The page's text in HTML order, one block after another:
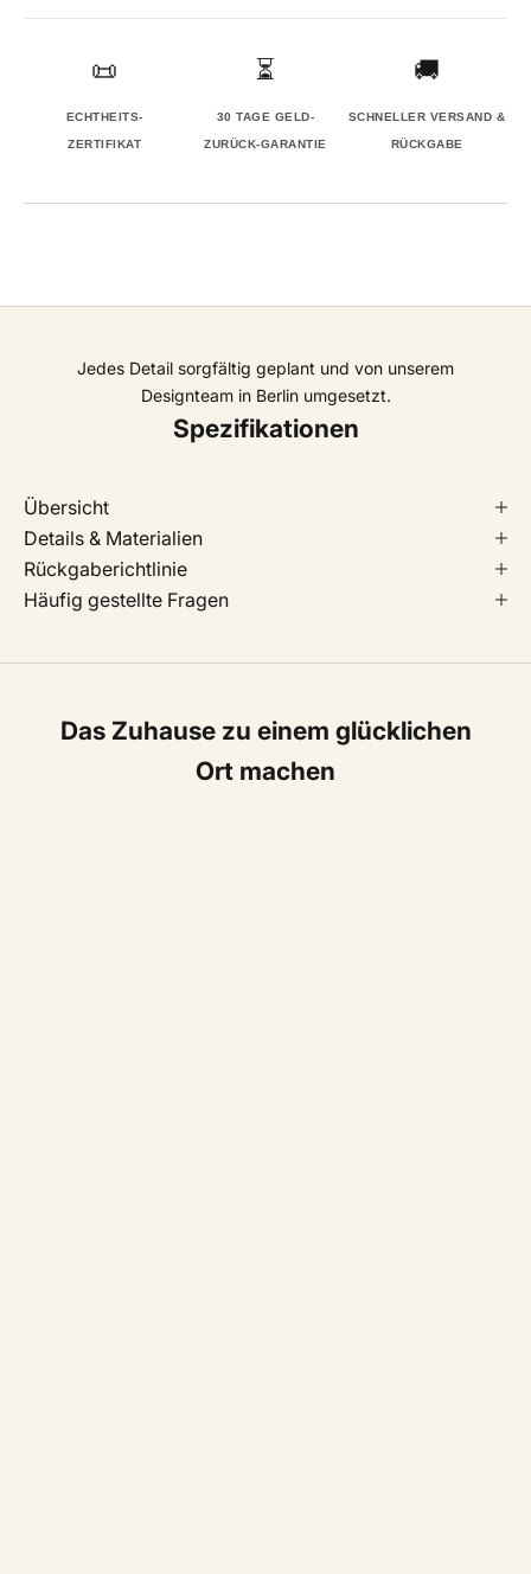
📜
ECHTHEITS-
ZERTIFIKAT
⏳
30 TAGE GELD-
ZURÜCK-GARANTIE
🚚
SCHNELLER VERSAND &
RÜCKGABE
Jedes Detail sorgfältig geplant und von unserem
Designteam in Berlin umgesetzt.
Spezifikationen
Übersicht
Details & Materialien
Rückgaberichtlinie
Häufig gestellte Fragen
Das Zuhause zu einem glücklichen
Ort machen